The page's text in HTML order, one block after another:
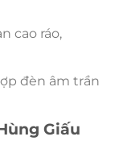
cao ráo,
đèn âm trần
Giấu